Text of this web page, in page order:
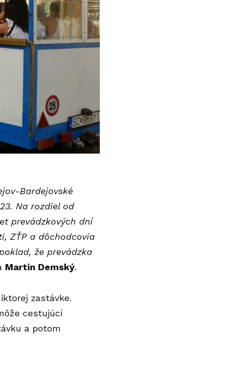
Bardejovské
Na rozdiel od
prevádzkových dní
ZŤP a dôchodcovia
že prevádzka
Martin Demský.
zastávke.
cestujúci
a potom